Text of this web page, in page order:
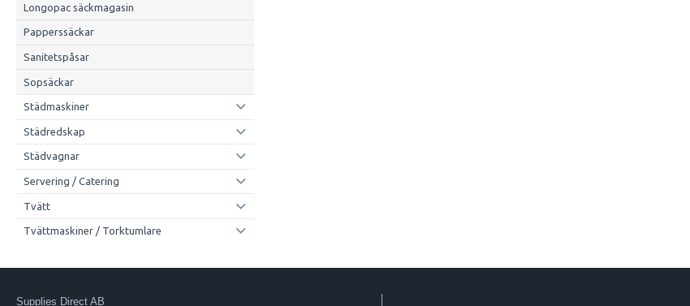
Longopac säckmagasin
Papperssäckar
Sanitetspåsar
Sopsäckar
Städmaskiner
Städredskap
Städvagnar
Servering / Catering
Tvätt
Tvättmaskiner / Torktumlare
Supplies Direct AB